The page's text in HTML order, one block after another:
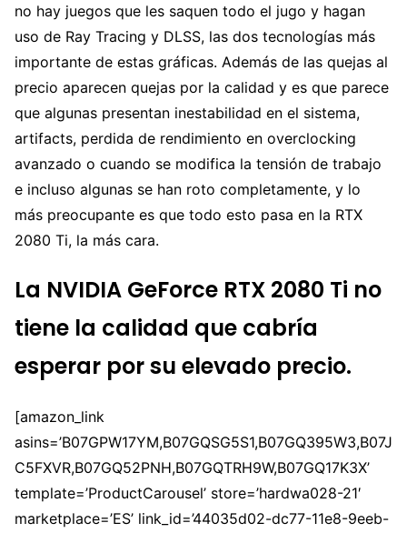
no hay juegos que les saquen todo el jugo y hagan
uso de Ray Tracing y DLSS, las dos tecnologías más
importante de estas gráficas. Además de las quejas al
precio aparecen quejas por la calidad y es que parece
que algunas presentan inestabilidad en el sistema,
artifacts, perdida de rendimiento en overclocking
avanzado o cuando se modifica la tensión de trabajo
e incluso algunas se han roto completamente, y lo
más preocupante es que todo esto pasa en la RTX
2080 Ti, la más cara.
La NVIDIA GeForce RTX 2080 Ti no
tiene la calidad que cabría
esperar por su elevado precio.
[amazon_link
asins=’B07GPW17YM,B07GQSG5S1,B07GQ395W3,B07J
C5FXVR,B07GQ52PNH,B07GQTRH9W,B07GQ17K3X’
template=’ProductCarousel’ store=’hardwa028-21′
marketplace=’ES’ link_id=’44035d02-dc77-11e8-9eeb-